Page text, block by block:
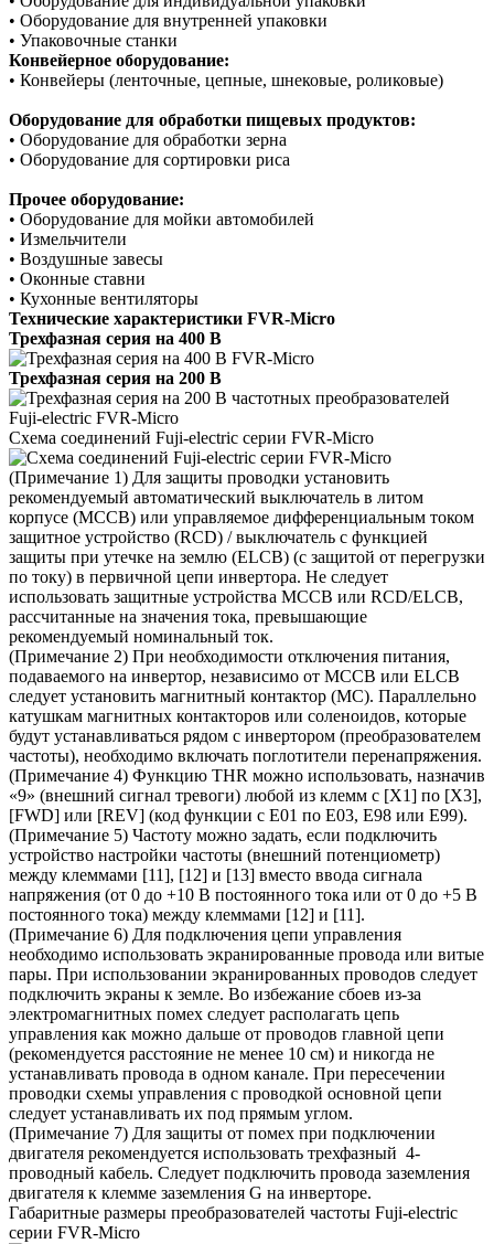
• Оборудование для внутренней упаковки
• Упаковочные станки
Конвейерное оборудование:
• Конвейеры (ленточные, цепные, шнековые, роликовые)
Оборудование для обработки пищевых продуктов:
• Оборудование для обработки зерна
• Оборудование для сортировки риса
Прочее оборудование:
• Оборудование для мойки автомобилей
• Измельчители
• Воздушные завесы
• Оконные ставни
• Кухонные вентиляторы
Технические характеристики FVR-Micro
Трехфазная серия на 400 В
Трехфазная серия на 200 В
Схема соединений Fuji-electric серии FVR-Micro
(Примечание 1) Для защиты проводки установить
рекомендуемый автоматический выключатель в литом
корпусе (MCCB) или управляемое дифференциальным током
защитное устройство (RCD) / выключатель с функцией
защиты при утечке на землю (ELCB) (с защитой от перегрузки
по току) в первичной цепи инвертора. Не следует
использовать защитные устройства MCCB или RCD/ELCB,
рассчитанные на значения тока, превышающие
рекомендуемый номинальный ток.
(Примечание 2) При необходимости отключения питания,
подаваемого на инвертор, независимо от MCCB или ELCB
следует установить магнитный контактор (MC). Параллельно
катушкам магнитных контакторов или соленоидов, которые
будут устанавливаться рядом с инвертором (преобразователем
частоты), необходимо включать поглотители перенапряжения.
(Примечание 4) Функцию THR можно использовать, назначив
«9» (внешний сигнал тревоги) любой из клемм с [X1] по [X3],
[FWD] или [REV] (код функции с E01 по E03, E98 или E99).
(Примечание 5) Частоту можно задать, если подключить
устройство настройки частоты (внешний потенциометр)
между клеммами [11], [12] и [13] вместо ввода сигнала
напряжения (от 0 до +10 В постоянного тока или от 0 до +5 В
постоянного тока) между клеммами [12] и [11].
(Примечание 6) Для подключения цепи управления
необходимо использовать экранированные провода или витые
пары. При использовании экранированных проводов следует
подключить экраны к земле. Во избежание сбоев из-за
электромагнитных помех следует располагать цепь
управления как можно дальше от проводов главной цепи
(рекомендуется расстояние не менее 10 см) и никогда не
устанавливать провода в одном канале. При пересечении
проводки схемы управления с проводкой основной цепи
следует устанавливать их под прямым углом.
(Примечание 7) Для защиты от помех при подключении
двигателя рекомендуется использовать трехфазный 4-
проводный кабель. Следует подключить провода заземления
двигателя к клемме заземления G на инверторе.
Габаритные размеры преобразователей частоты Fuji-electric
серии FVR-Micro